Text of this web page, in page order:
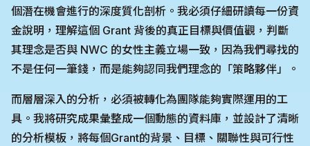
個潛在機會進行的深度質化剖析。我必須仔細研讀每一份資
金說明，理解這個 Grant 背後的真正目標與價值觀，判斷
其理念是否與 NWC 的女性主義立場一致，因為我們尋找的
不是任何一筆錢，而是能夠認同我們理念的「策略夥伴」。
而層層深入的分析，必須被轉化為團隊能夠實際運用的工
具。我將研究成果彙整成一個動態的資料庫，並設計了清晰
的分析模板，將每個Grant的背景、目標、關聯性與可行性